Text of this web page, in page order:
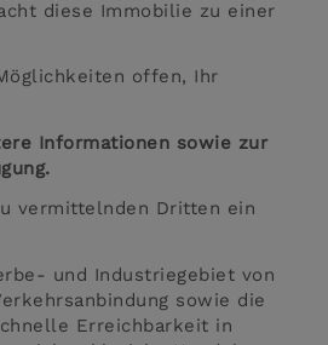
diese Immobilie zu einer
offen, Ihr
Informationen sowie zur
vermittelnden Dritten ein
und Industriegebiet von
sowie die
Erreichbarkeit in